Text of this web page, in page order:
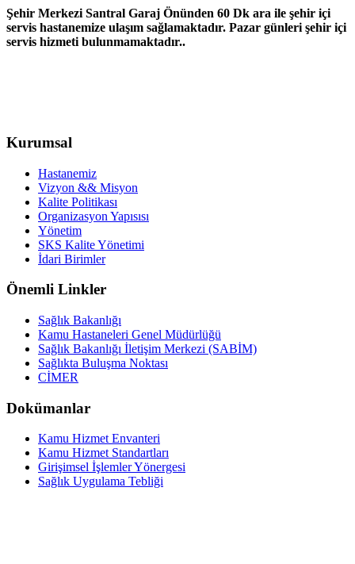
Şehir Merkezi Santral Garaj Önünden 60 Dk ara ile şehir içi
servis hastanemize ulaşım sağlamaktadır. Pazar günleri şehir içi
servis hizmeti bulunmamaktadır..
Kurumsal
Hastanemiz
Vizyon && Misyon
Kalite Politikası
Organizasyon Yapısısı
Yönetim
SKS Kalite Yönetimi
İdari Birimler
Önemli Linkler
Sağlık Bakanlığı
Kamu Hastaneleri Genel Müdürlüğü
Sağlık Bakanlığı İletişim Merkezi (SABİM)
Sağlıkta Buluşma Noktası
CİMER
Dokümanlar
Kamu Hizmet Envanteri
Kamu Hizmet Standartları
Girişimsel İşlemler Yönergesi
Sağlık Uygulama Tebliği